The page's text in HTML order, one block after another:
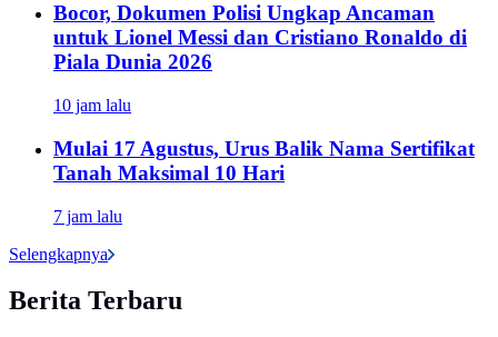
Bocor, Dokumen Polisi Ungkap Ancaman
untuk Lionel Messi dan Cristiano Ronaldo di
Piala Dunia 2026
10 jam lalu
Mulai 17 Agustus, Urus Balik Nama Sertifikat
Tanah Maksimal 10 Hari
7 jam lalu
Selengkapnya
Berita Terbaru